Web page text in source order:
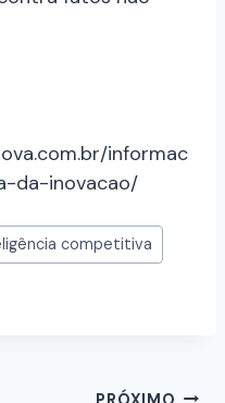
informac
da-inovacao/
competitiva